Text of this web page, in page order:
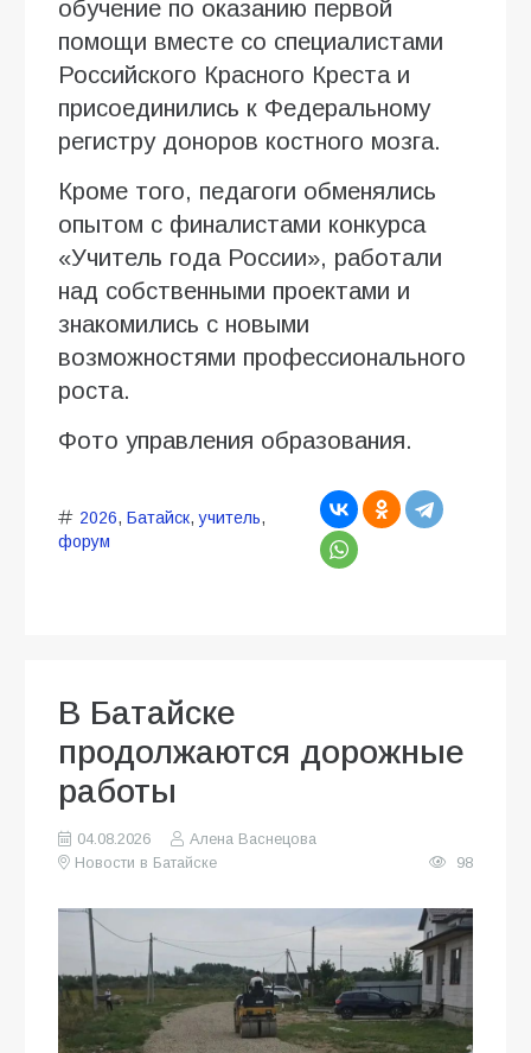
обучение по оказанию первой
помощи вместе со специалистами
Российского Красного Креста и
присоединились к Федеральному
регистру доноров костного мозга.
Кроме того, педагоги обменялись
опытом с финалистами конкурса
«Учитель года России», работали
над собственными проектами и
знакомились с новыми
возможностями профессионального
роста.
Фото управления образования.
2026, Батайск,учитель,
форум
В Батайске
продолжаются дорожные
работы
04.08.2026
Алена Васнецова
Новости в Батайске
98